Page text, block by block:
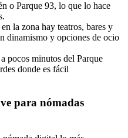
o Parque 93, lo que lo hace
en la zona hay teatros, bares y
dinamismo y opciones de ocio
pocos minutos del Parque
donde es fácil
para nómadas